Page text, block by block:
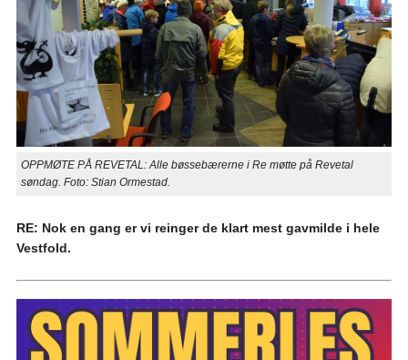
OPPMØTE PÅ REVETAL: Alle bøssebærerne i Re møtte på Revetal
søndag. Foto: Stian Ormestad.
RE: Nok en gang er vi reinger de klart mest gavmilde i hele
Vestfold.